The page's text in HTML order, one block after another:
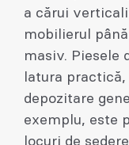
a cărui
mobilierul
masiv. Piesele
latura
depozitare
exemplu, este
locuri de